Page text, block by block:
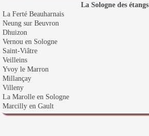
La Sologne des étangs
La Ferté Beauharnais
Neung sur Beuvron
Dhuizon
Vernou en Sologne
Saint-Viâtre
Veilleins
Yvoy le Marron
Millançay
Villeny
La Marolle en Sologne
Marcilly en Gault